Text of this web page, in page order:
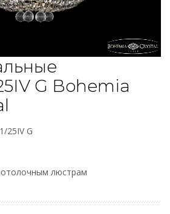
G Bohemia
25IV G
люстрам